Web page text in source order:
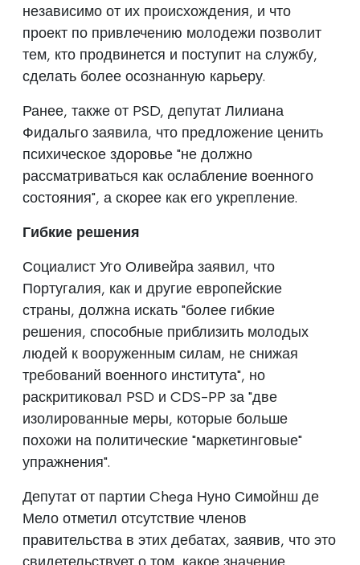
независимо от их происхождения, и что
проект по привлечению молодежи позволит
тем, кто продвинется и поступит на службу,
сделать более осознанную карьеру.
Ранее, также от PSD, депутат Лилиана
Фидальго заявила, что предложение ценить
психическое здоровье "не должно
рассматриваться как ослабление военного
состояния", а скорее как его укрепление.
Гибкие решения
Социалист Уго Оливейра заявил, что
Португалия, как и другие европейские
страны, должна искать "более гибкие
решения, способные приблизить молодых
людей к вооруженным силам, не снижая
требований военного института", но
раскритиковал PSD и CDS-PP за "две
изолированные меры, которые больше
похожи на политические "маркетинговые"
упражнения".
Депутат от партии Chega Нуно Симойнш де
Мело отметил отсутствие членов
правительства в этих дебатах, заявив, что это